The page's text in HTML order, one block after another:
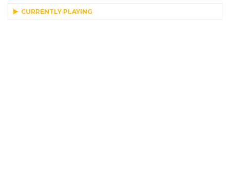
CURRENTLY PLAYING